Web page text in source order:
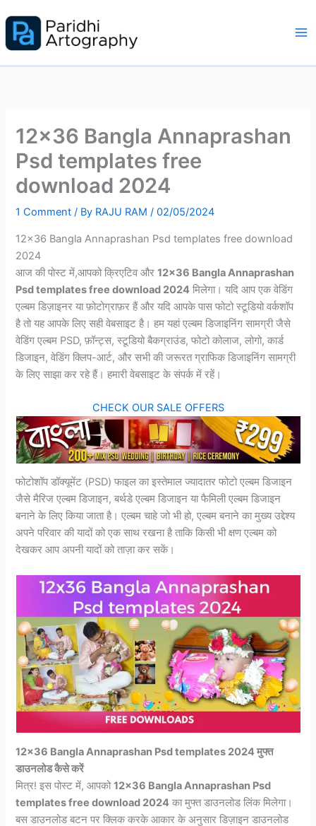
to
content
12×36 Bangla Annaprashan
Psd templates free
download 2024
1 Comment / By RAJU RAM/02/05/2024
12×36 Bangla Annaprashan Psd templates free download
2024
आज की पोस्ट में,आपको क्रिएटिव और12×36 Bangla Annaprashan
Psd templates free download 2024 मिलेगा। यदि आप एक वेडिंग
एल्बम डिज़ाइनर या फ़ोटोग्राफ़र हैं और यदि आपके पास फोटो स्टूडियो वर्कशॉप
है तो यह आपके लिए सही वेबसाइट है। हम यहां एल्बम डिजाइनिंग सामग्री जैसे
वेडिंग एल्बम PSD, फ़ॉन्ट्स, स्टूडियो बैकग्राउंड, फोटो कोलाज, लोगो, कार्ड
डिजाइन, वेडिंग क्लिप-आर्ट, और सभी की जरूरत ग्राफिक डिजाइनिंग सामग्री
के लिए साझा कर रहे हैं। हमारी वेबसाइट के संपर्क में रहें।
CHECK OUR SALE OFFERS
फोटोशॉप डॉक्यूमेंट (PSD) फाइल का इस्तेमाल ज्यादातर फोटो एल्बम डिजाइन
जैसे मैरिज एल्बम डिजाइन, बर्थडे एल्बम डिजाइन या फैमिली एल्बम डिजाइन
बनाने के लिए किया जाता है। एल्बम चाहे जो भी हो, एल्बम बनाने का मुख्य उद्देश्य
अपने परिवार की यादों को एक साथ रखना है ताकि किसी भी क्षण एल्बम को
देखकर आप अपनी यादों को ताज़ा कर सकें।
12×36 Bangla Annaprashan Psd templates 2024 मुफ्त
डाउनलोड कैसे करें
मित्र! इस पोस्ट में, आपको12×36 Bangla Annaprashan Psd
templates free download 2024 का मुफ्त डाउनलोड लिंक मिलेगा।
बस डाउनलोड बटन पर क्लिक करके आकार के अनुसार डिज़ाइन डाउनलोड